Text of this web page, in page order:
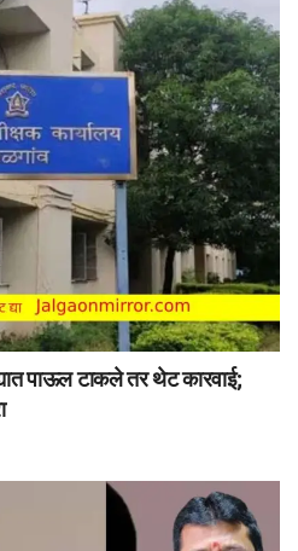
पाऊल टाकले तर थेट कारवाई;